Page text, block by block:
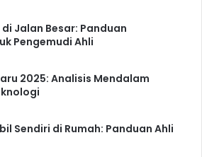
Jalan Besar: Panduan
Pengemudi Ahli
2025: Analisis Mendalam
Sendiri di Rumah: Panduan Ahli